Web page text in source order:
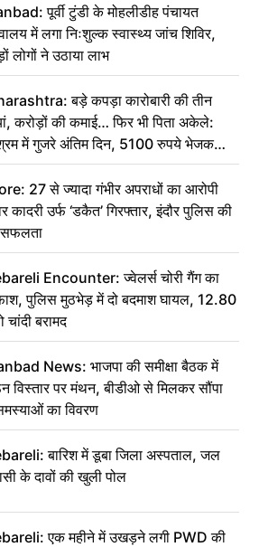
पूर्वी टुंडी के मोहलीडीह पंचायत
में लगा निःशुल्क स्वास्थ्य जांच शिविर,
लोगों ने उठाया लाभ
बड़े कपड़ा कारोबारी की तीन
करोड़ों की कमाई… फिर भी पिता अकेले:
में गुजरे अंतिम दिन, 5100 रुपये भेजकर
अंतिम संस्कार कर दीजिए हम नहीं आ पाएंगे
27 से ज्यादा गंभीर अपराधों का आरोपी
कादरी उर्फ ‘डकैत’ गिरफ्तार, इंदौर पुलिस की
सफलता
Encounter: ज्वेलर्स चोरी गैंग का
पुलिस मुठभेड़ में दो बदमाश घायल, 12.80
चांदी बरामद
News: भाजपा की समीक्षा बैठक में
विस्तार पर मंथन, बीडीओ से मिलकर सौंपा
का विवरण
बारिश में डूबा जिला अस्पताल, जल
के दावों की खुली पोल
एक महीने में उखड़ने लगी PWD की